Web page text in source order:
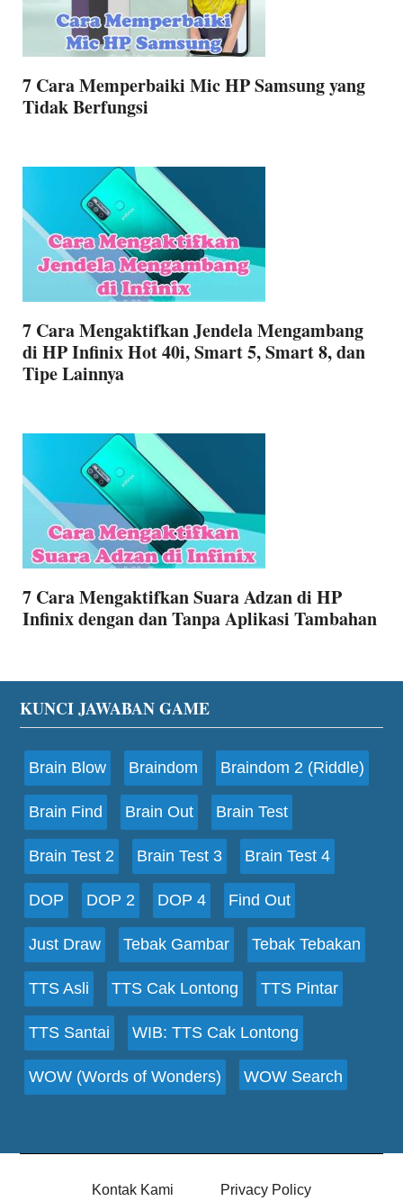
7 Cara Memperbaiki Mic HP Samsung yang
Tidak Berfungsi
7 Cara Mengaktifkan Jendela Mengambang
di HP Infinix Hot 40i, Smart 5, Smart 8, dan
Tipe Lainnya
7 Cara Mengaktifkan Suara Adzan di HP
Infinix dengan dan Tanpa Aplikasi Tambahan
Footer
KUNCI JAWABAN GAME
Brain Blow Braindom Braindom 2 (Riddle)
Brain Find Brain Out Brain Test
Brain Test 2 Brain Test 3 Brain Test 4
DOP DOP 2 DOP 4 Find Out
Just Draw Tebak Gambar Tebak Tebakan
TTS Asli TTS Cak Lontong TTS Pintar
TTS Santai WIB: TTS Cak Lontong
WOW (Words of Wonders) WOW Search
Kontak Kami Privacy Policy